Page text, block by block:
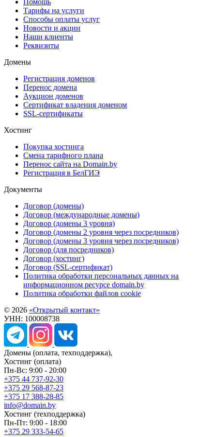
Помощь
Тарифы на услуги
Способы оплаты услуг
Новости и акции
Наши клиенты
Реквизиты
Домены
Регистрация доменов
Перенос домена
Аукцион доменов
Сертификат владения доменом
SSL-сертификаты
Хостинг
Покупка хостинга
Смена тарифного плана
Перенос сайта на Domain.by
Регистрация в БелГИЭ
Документы
Договор (домены)
Договор (международные домены)
Договор (домены 3 уровня)
Договор (домены 2 уровня через посредников)
Договор (домены 3 уровня через посредников)
Договор (для посредников)
Договор (хостинг)
Договор (SSL-сертификат)
Политика обработки персональных данных на
информационном ресурсе domain.by
Политика обработки файлов cookie
© 2026 «Открытый контакт»
УНН: 100008738
Домены (оплата, техподдержка),
Хостинг (оплата)
Пн-Вс: 9:00 - 20:00
+375 44 737-92-30
+375 29 568-87-23
+375 17 388-28-85
info@domain.by
Хостинг (техподдержка)
Пн-Пт: 9:00 - 18:00
+375 29 333-54-65